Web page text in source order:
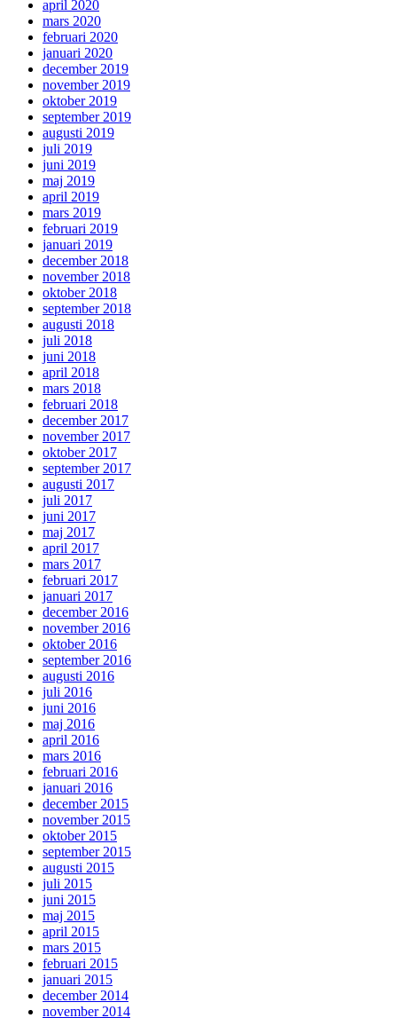
april 2020
mars 2020
februari 2020
januari 2020
december 2019
november 2019
oktober 2019
september 2019
augusti 2019
juli 2019
juni 2019
maj 2019
april 2019
mars 2019
februari 2019
januari 2019
december 2018
november 2018
oktober 2018
september 2018
augusti 2018
juli 2018
juni 2018
april 2018
mars 2018
februari 2018
december 2017
november 2017
oktober 2017
september 2017
augusti 2017
juli 2017
juni 2017
maj 2017
april 2017
mars 2017
februari 2017
januari 2017
december 2016
november 2016
oktober 2016
september 2016
augusti 2016
juli 2016
juni 2016
maj 2016
april 2016
mars 2016
februari 2016
januari 2016
december 2015
november 2015
oktober 2015
september 2015
augusti 2015
juli 2015
juni 2015
maj 2015
april 2015
mars 2015
februari 2015
januari 2015
december 2014
november 2014